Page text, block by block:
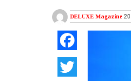
DELUXE Magazine